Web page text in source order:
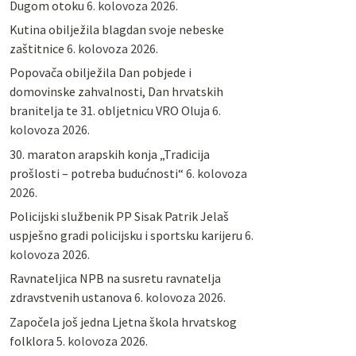
Dugom otoku 6. kolovoza 2026.
Kutina obilježila blagdan svoje nebeske
zaštitnice 6. kolovoza 2026.
Popovača obilježila Dan pobjede i
domovinske zahvalnosti, Dan hrvatskih
branitelja te 31. obljetnicu VRO Oluja 6.
kolovoza 2026.
30. maraton arapskih konja „Tradicija
prošlosti – potreba budućnosti“ 6. kolovoza
2026.
Policijski službenik PP Sisak Patrik Jelaš
uspješno gradi policijsku i sportsku karijeru 6.
kolovoza 2026.
Ravnateljica NPB na susretu ravnatelja
zdravstvenih ustanova 6. kolovoza 2026.
Započela još jedna Ljetna škola hrvatskog
folklora 5. kolovoza 2026.